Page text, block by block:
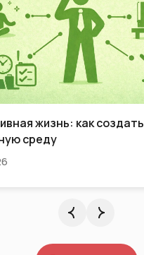
жизнь: как создать
среду